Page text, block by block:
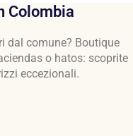
Colombia
dal comune? Boutique
o hatos: scoprite
eccezionali.